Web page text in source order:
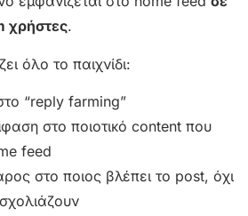
χρήστες.
όλο το παιχνίδι:
“reply farming”
στο ποιοτικό content που
feed
στο ποιος βλέπει το post, όχι